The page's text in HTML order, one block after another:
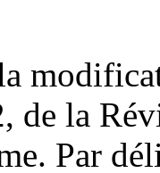
de la
Par